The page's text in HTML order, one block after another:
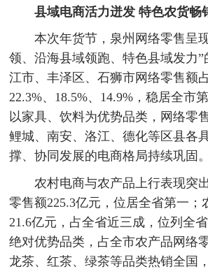
县域电商活力迸发 特色农货畅
本次年货节，泉州网络零售呈
领、沿海县域领跑、特色县域发力
江市、丰泽区、石狮市网络零售额
22.3%、18.5%、14.9%，稳居全市
以家具、饮料为优势品类，网络零
鲤城、南安、洛江、德化等区县各
撑、协同发展的电商格局持续巩固。
农村电商与农产品上行表现突
零售额225.3亿元，位居全省第一；
21.6亿元，占全省近三成，位列全
绝对优势品类，占全市农产品网络
龙茶、红茶、绿茶等品类热销全国